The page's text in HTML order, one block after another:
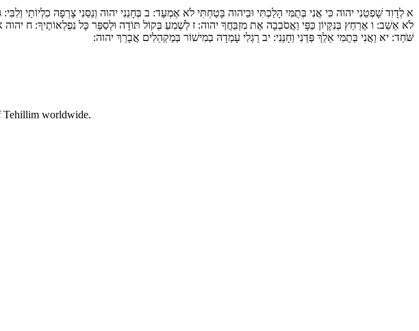
א לְדָוִד שָׁפְטֵנִי יהוה כִּי אֲנִי בְּתֻמִּי הָלַכְתִּי וּבַיהוה בָּטַחְתִּי לֹא אֶמְעָד: ב בְּחָנֵנִי יהוה וְנַסֵּנִי צָרְפָה כִלְיוֹתַי וְלִבִּי:
לֹא אֵשֵׁב: ו אֶרְחַץ בְּנִקָּיוֹן כַּפָּי וַאֲסֹבְבָה אֶת מִזְבַּחֲךָ יהוה: ז לַשְׁמִעַ בְּקוֹל תּוֹדָה וּלְסַפֵּר כָּל נִפְלְאוֹתֶיךָ: ח יהוה
שֹּׁחַד: יא וַאֲנִי בְּתֻמִּי אֵלֵךְ פְּדֵנִי וְחָנֵּנִי: יב רַגְלִי עָמְדָה בְמִישׁוֹר בְּמַקְהֵלִים אֲבָרֵךְ יהוה:
Tehillim worldwide.